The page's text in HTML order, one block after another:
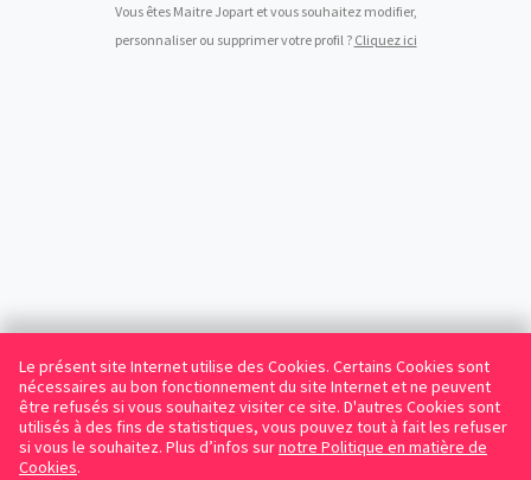
Le présent site Internet utilise des Cookies. Certains Cookies sont
nécessaires au bon fonctionnement du site Internet et ne peuvent
être refusés si vous souhaitez visiter ce site. D'autres Cookies sont
utilisés à des fins de statistiques, vous pouvez tout à fait les refuser
si vous le souhaitez. Plus d’infos surnotre Politique en matière de
Cookies.
Vous êtes Maitre Jopart et vous souhaitez modifier,
personnaliser ou supprimer votre profil ? Cliquez ici